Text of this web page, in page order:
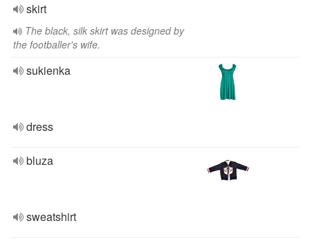
skirt
The black, silk skirt was designed by
the footballer's wife.
sukienka
dress
bluza
sweatshirt